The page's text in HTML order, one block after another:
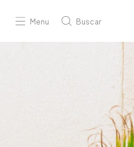
Menu Buscar